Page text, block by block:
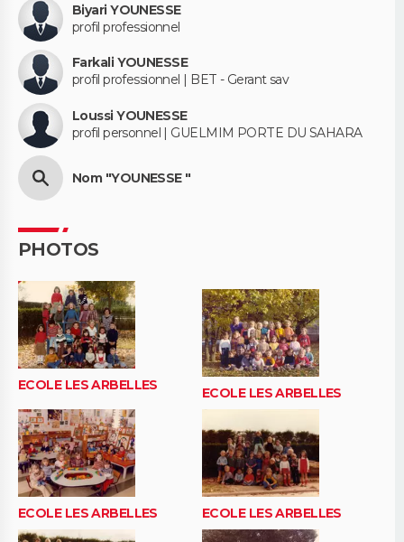
Biyari YOUNESSE
profil professionnel
Farkali YOUNESSE
profil professionnel | BET - Gerant sav
Loussi YOUNESSE
profil personnel | GUELMIM PORTE DU SAHARA
Nom "YOUNESSE "
PHOTOS
ECOLE LES ARBELLES ECOLE LES ARBELLES
ECOLE LES ARBELLES ECOLE LES ARBELLES